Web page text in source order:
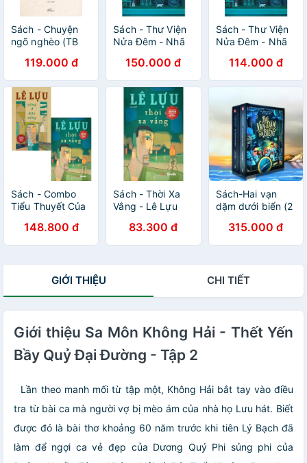
Sách - Chuyện
ngõ nghèo (TB
119.000 đ
Sách - Thư Viện
Nửa Đêm - Nhã
150.000 đ
Sách - Thư Viện
Nửa Đêm - Nhã
114.000 đ
Sách - Combo
Tiểu Thuyết Của
Sóng Ở Đáy
Sông + Thời Xa
148.800 đ
Sách - Thời Xa
Vắng - Lê Lựu
83.300 đ
Sách-Hai vạn
dặm dưới biển (2
315.000 đ
GIỚI THIỆU CHI TIẾT
Giới thiệu Sa Môn Không Hải - Thết Yến
Bầy Quỷ Đại Đường - Tập 2
Lần theo manh mối từ tập một, Không Hải bắt tay vào điều
tra từ bài ca mà người vợ bị mèo ám của nhà họ Lưu hát. Biết
được đó là bài thơ khoảng 60 năm trước khi tiên Lý Bạch đã
làm để ngợi ca vẻ đẹp của Dương Quý Phi sủng phi của